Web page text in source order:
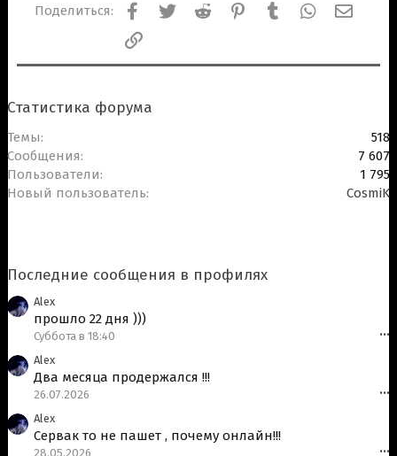
Поделиться: Facebook
TwitterReddit PinterestTumblrWhatsApp
Ссылка
Статистика форума
Темы
518
Сообщения
7 607
Пользователи
1 795
Новый пользователь
CosmiK
Последние сообщения в профилях
Alex
прошло 22 дня )))
Суббота в 18:40 •••
Alex
Два месяца продержался !!!
26.07.2026 •••
Alex
Сервак то не пашет , почему онлайн!!!
28.05.2026 •••